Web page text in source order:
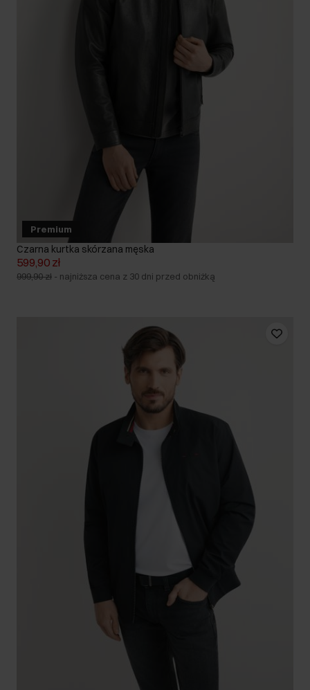
Premium
Czarna kurtka skórzana męska
599,90 zł
999,90 zł - najniższa cena z 30 dni przed obniżką